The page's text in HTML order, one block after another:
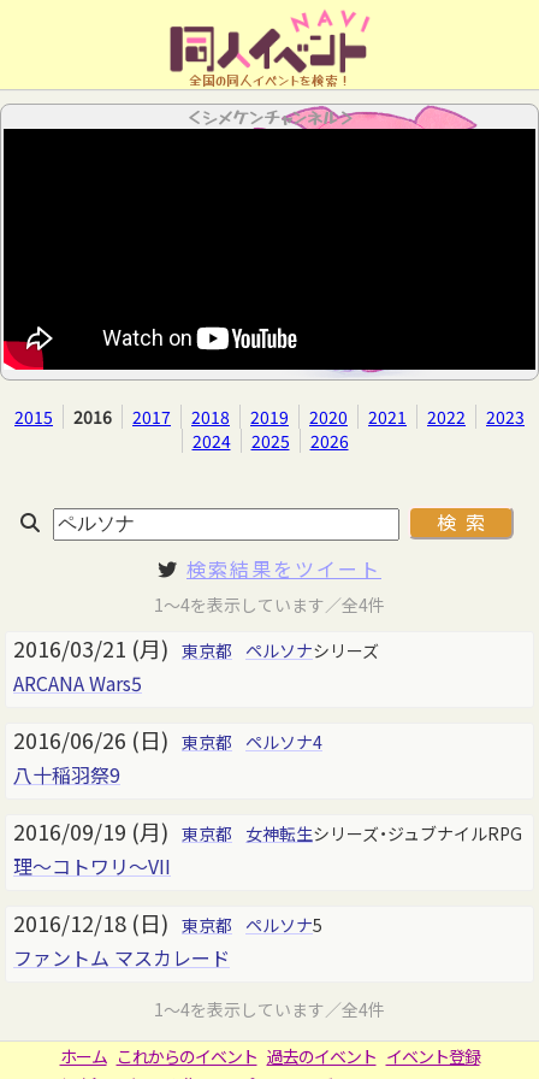
全国の同人イベントを検索！
＜シメケンチャンネル＞
2015 2016 2017 2018 2019 2020 2021 2022
2023
2024
2025 2026
検索結果をツイート
1～4を表示しています／全4件
2016/03/21 (月) 東京都 ペルソナシリーズ
ARCANA Wars5
2016/06/26 (日) 東京都 ペルソナ4
八十稲羽祭9
2016/09/19 (月) 東京都 女神転生シリーズ・ジュブナイルRPG
理～コトワリ～VII
2016/12/18 (日) 東京都 ペルソナ5
ファントム マスカレード
1～4を表示しています／全4件
ホーム これからのイベント 過去のイベント イベント登録